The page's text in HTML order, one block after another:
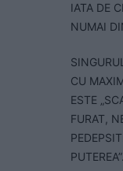
IATA DE
NUMAI
CU
ESTE
FURAT,
PUTEREA”.